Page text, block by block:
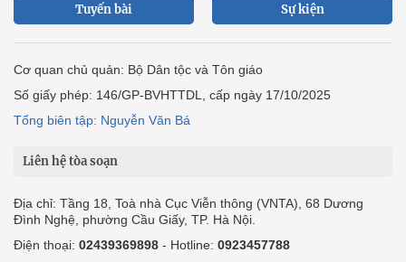
Tuyến bài Sự kiện
Cơ quan chủ quản: Bộ Dân tộc và Tôn giáo
Số giấy phép: 146/GP-BVHTTDL, cấp ngày 17/10/2025
Tổng biên tập: Nguyễn Văn Bá
Liên hệ tòa soạn
Địa chỉ: Tầng 18, Toà nhà Cục Viễn thông (VNTA), 68 Dương
Đình Nghệ, phường Cầu Giấy, TP. Hà Nội.
Điện thoại: 02439369898 - Hotline: 0923457788